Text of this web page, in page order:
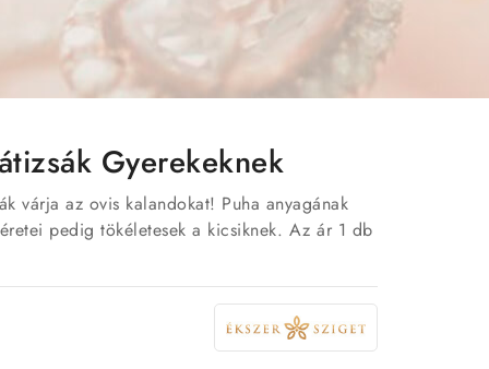
Gyerekeknek
várja az ovis kalandokat! Puha anyagának
pedig tökéletesek a kicsiknek. Az ár 1 db